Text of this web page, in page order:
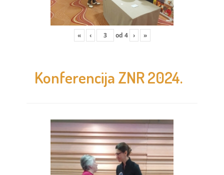
« ‹ od 4 › »
Konferencija ZNR 2024.